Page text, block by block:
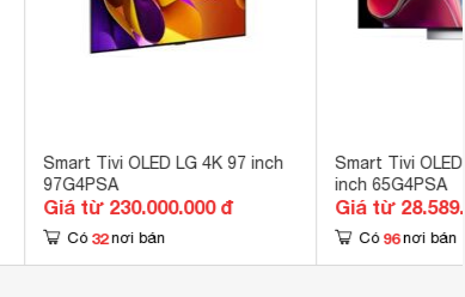
Smart Tivi OLED LG 4K 97 inch
97G4PSA
Giá từ 230.000.000 đ
Có 32 nơi bán
Smart Tivi OLED
inch 65G4PSA
Giá từ
Có 96 nơi bán